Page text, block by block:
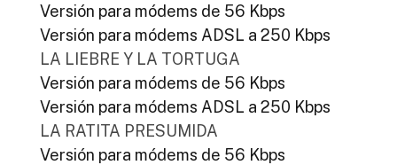
Versión para módems de 56 Kbps
Versión para módems ADSL a 250 Kbps
LA LIEBRE Y LA TORTUGA
Versión para módems de 56 Kbps
Versión para módems ADSL a 250 Kbps
LA RATITA PRESUMIDA
Versión para módems de 56 Kbps